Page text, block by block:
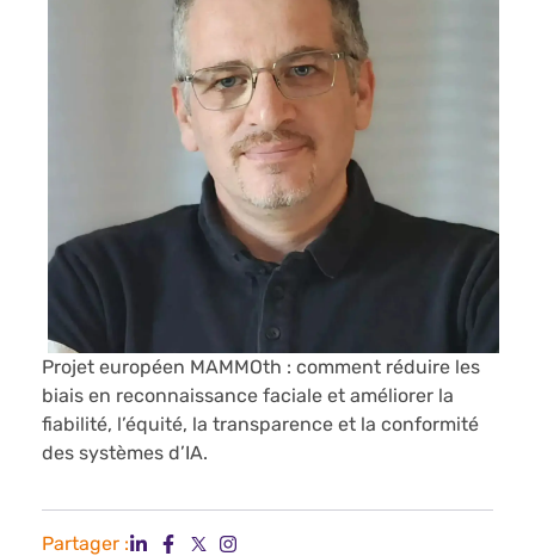
Projet européen MAMMOth : comment réduire les
biais en reconnaissance faciale et améliorer la
fiabilité, l’équité, la transparence et la conformité
des systèmes d’IA.
Partager :